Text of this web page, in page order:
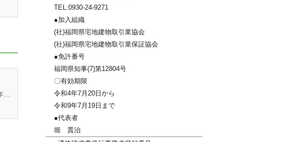
内外装リフォーム済で築年数を感じさせません。家族というコミ...
TEL:0930-24-9271
●加入組織
(社)福岡県宅地建物取引業協会
(社)福岡県宅地建物取引業保証協会
●免許番号
福岡県知事(7)第12804号
〇有効期限
令和4年7月20日から
令和9年7月19日まで
●代表者
堀 貫治